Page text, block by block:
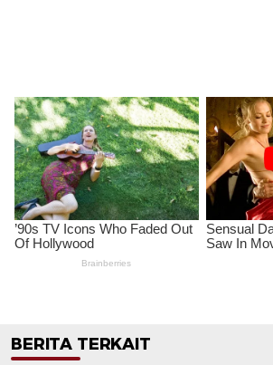
BERITA TERKAIT